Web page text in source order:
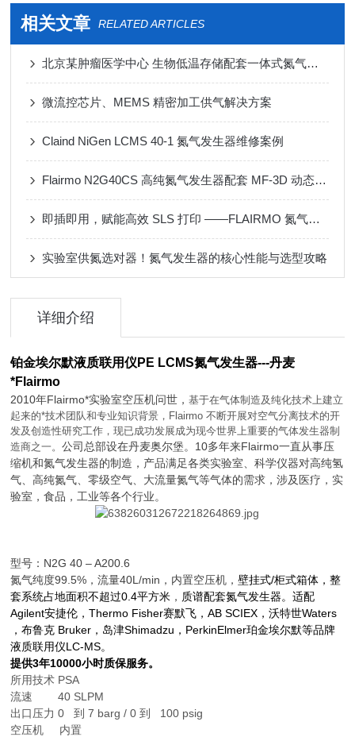
相关文章 RELATED ARTICLES
北京某肿瘤医学中心 生物低温存储配套一体式氮气发生器
微流控芯片、MEMS 精密加工供气解决方案
Claind NiGen LCMS 40-1 氮气发生器维修案例
Flairmo N2G40CS 高纯氮气发生器配套 MF-3D 动态配气装置应用案例
即插即用，赋能高效 SLS 打印 ——FLAIRMO 氮气发生器应用成功案例
实验室供氮选对器！氮气发生器的核心性能与选型攻略
详细介绍
铂金埃尔默液质联用仪PE LCMS氮气发生器---丹麦
*Flairmo
2010年Flairmo*实验室空压机问世，基于在气体制造及纯化技术上建立
起来的*技术团队和专业知识背景，Flairmo 不断开展对空气分离技术的开
发及创造性研究工作，现已成功发展成为现今世界上重要的气体发生器制
造商之一。公司总部设在丹麦奥尔堡。10多年来Flairmo一直从事压
缩机和氮气发生器的制造，产品满足各类实验室、科学仪器对高纯氢
气、高纯氮气、零级空气、大流量氮气等气体的需求，涉及医疗，实
验室，食品，工业等各个行业。
型号： N2G 40 – A200.6
氮气纯度99.5%，流量40L/min，内置空压机，壁挂式/柜式箱体，整
套系统占地面积不超过0.4平方米 ， 质谱配套氮气发生器。适配
Agilent安捷伦，Thermo Fisher赛默飞，AB SCIEX，沃特世Waters
，布鲁克 Bruker，岛津Shimadzu，PerkinElmer珀金埃尔默等品牌
液质联用仪LC-MS。
提供3年10000小时质保服务。
所用技术 PSA
流速 40 SLPM
出口压力 0 到 7 barg / 0 到 100 psig
空压机 内置